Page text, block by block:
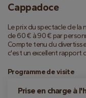
Cappadoce
Le prix du spectacle de
de 60 € à 90 € par
Compte tenu du
c'est un excellent rapport
Programme de visite
Prise en charge à